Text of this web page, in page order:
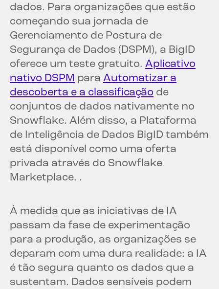
dados. Para organizações que estão
começando sua jornada de
Gerenciamento de Postura de
Segurança de Dados (DSPM), a BigID
oferece um teste gratuito. Aplicativo
nativo DSPM para Automatizar a
descoberta e a classificação de
conjuntos de dados nativamente no
Snowflake. Além disso, a Plataforma
de Inteligência de Dados BigID também
está disponível como uma oferta
privada através do Snowflake
Marketplace. .
À medida que as iniciativas de IA
passam da fase de experimentação
para a produção, as organizações se
deparam com uma dura realidade: a IA
é tão segura quanto os dados que a
sustentam. Dados sensíveis podem